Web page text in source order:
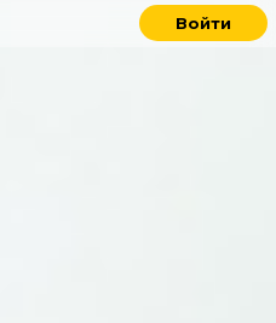
Войти